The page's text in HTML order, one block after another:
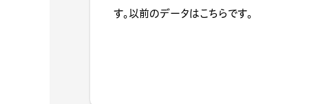
す。以前のデータはこちらです。